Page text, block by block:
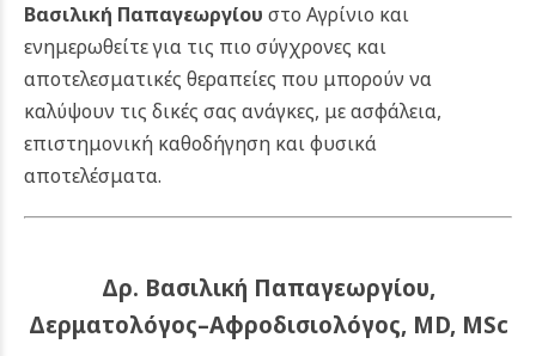
Βασιλική Παπαγεωργίου στο Αγρίνιο και
ενημερωθείτε για τις πιο σύγχρονες και
αποτελεσματικές θεραπείες που μπορούν να
καλύψουν τις δικές σας ανάγκες, με ασφάλεια,
επιστημονική καθοδήγηση και φυσικά
αποτελέσματα.
Δρ. Βασιλική Παπαγεωργίου,
Δερματολόγος–Αφροδισιολόγος, MD, MSc